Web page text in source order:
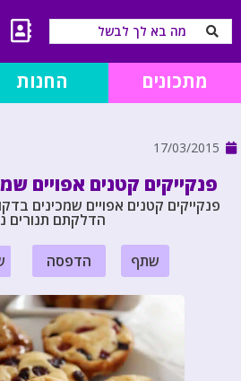
מתכונים החנות
17/03/2015
פנקייקים קטנים אפויים
פנקייקים קטנים אפויים שמכינים
הדלקתם תנורים
שתף הדפסה